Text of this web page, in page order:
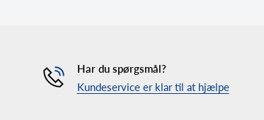
Har du spørgsmål?
Kundeservice er klar til at hjælpe